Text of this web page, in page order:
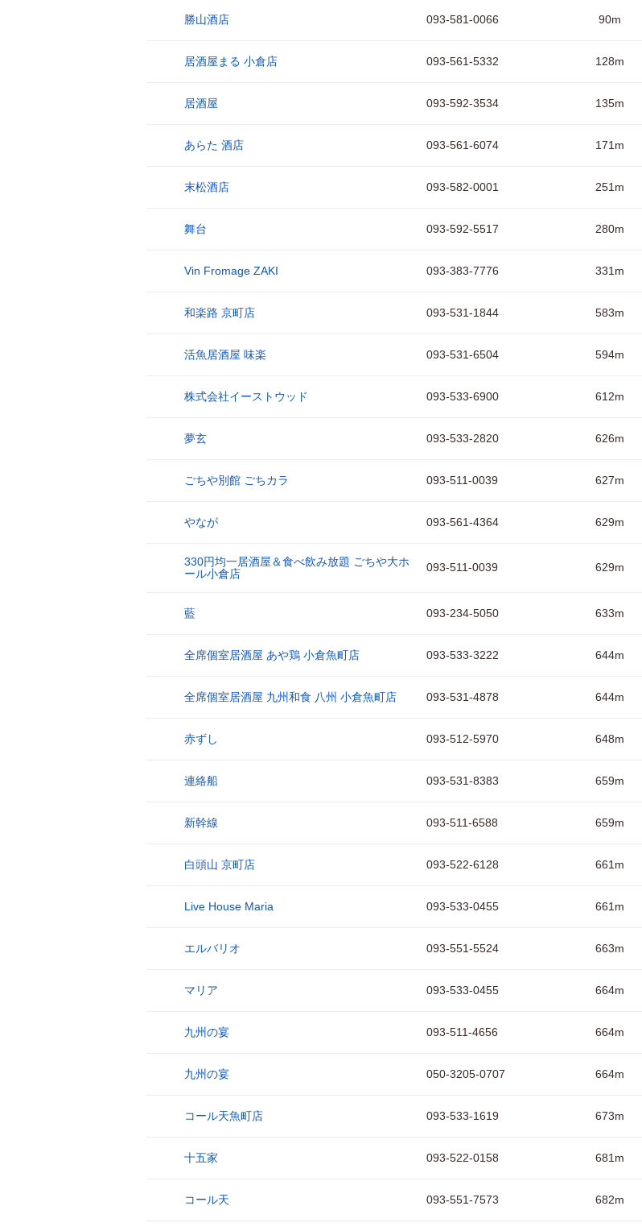
勝山酒店 093-581-0066 90m
居酒屋まる 小倉店 093-561-5332 128m
居酒屋 093-592-3534 135m
あらた 酒店 093-561-6074 171m
末松酒店 093-582-0001 251m
舞台 093-592-5517 280m
Vin Fromage ZAKI 093-383-7776 331m
和楽路 京町店 093-531-1844 583m
活魚居酒屋 味楽 093-531-6504 594m
株式会社イーストウッド 093-533-6900 612m
夢玄 093-533-2820 626m
ごちや別館 ごちカラ 093-511-0039 627m
やなが 093-561-4364 629m
330円均一居酒屋＆食べ飲み放題 ごちや大ホ
ール小倉店
093-511-0039 629m
藍 093-234-5050 633m
全席個室居酒屋 あや鶏 小倉魚町店 093-533-3222 644m
全席個室居酒屋 九州和食 八州 小倉魚町店 093-531-4878 644m
赤ずし 093-512-5970 648m
連絡船 093-531-8383 659m
新幹線 093-511-6588 659m
白頭山 京町店 093-522-6128 661m
Live House Maria 093-533-0455 661m
エルバリオ 093-551-5524 663m
マリア 093-533-0455 664m
九州の宴 093-511-4656 664m
九州の宴 050-3205-0707 664m
コール天魚町店 093-533-1619 673m
十五家 093-522-0158 681m
コール天 093-551-7573 682m